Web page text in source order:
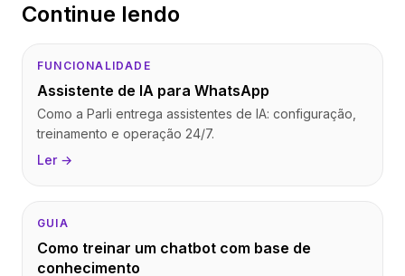
Continue lendo
FUNCIONALIDADE
Assistente de IA para WhatsApp
Como a Parli entrega assistentes de IA: configuração,
treinamento e operação 24/7.
Ler →
GUIA
Como treinar um chatbot com base de
conhecimento